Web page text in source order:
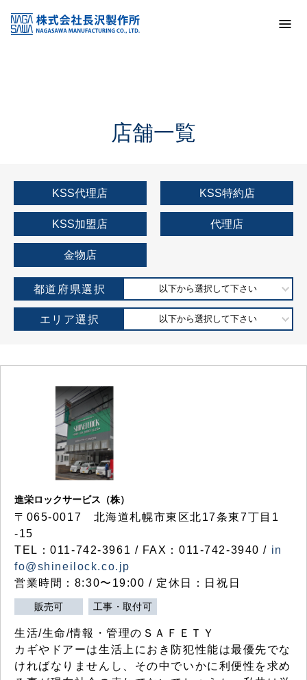
KSS加盟店・取扱店情報
店舗一覧
店舗一覧
KSS代理店 KSS特約店
KSS加盟店 代理店
金物店
都道府県選択 以下から選択して下さい
エリア選択 以下から選択して下さい
進栄ロックサービス（株）
〒065-0017 北海道札幌市東区北17条東7丁目1
-15
TEL：011-742-3961 / FAX：011-742-3940 / in
fo@shineilock.co.jp
営業時間：8:30〜19:00 / 定休日：日祝日
販売可 工事・取付可
生活/生命/情報・管理のＳＡＦＥＴＹ
カギやドアーは生活上におき防犯性能は最優先でな
ければなりませんし、その中でいかに利便性を求め